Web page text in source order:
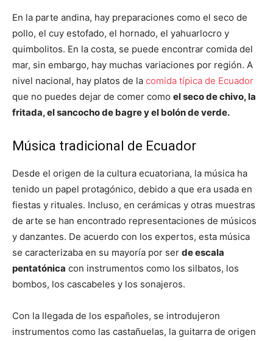
En la parte andina, hay preparaciones como el seco de
pollo, el cuy estofado, el hornado, el yahuarlocro y
quimbolitos. En la costa, se puede encontrar comida del
mar, sin embargo, hay muchas variaciones por región. A
nivel nacional, hay platos de la comida típica de Ecuador
que no puedes dejar de comer como el seco de chivo, la
fritada, el sancocho de bagre y el bolón de verde.
Música tradicional de Ecuador
Desde el origen de la cultura ecuatoriana, la música ha
tenido un papel protagónico, debido a que era usada en
fiestas y rituales. Incluso, en cerámicas y otras muestras
de arte se han encontrado representaciones de músicos
y danzantes. De acuerdo con los expertos, esta música
se caracterizaba en su mayoría por ser de escala
pentatónica con instrumentos como los silbatos, los
bombos, los cascabeles y los sonajeros.
Con la llegada de los españoles, se introdujeron
instrumentos como las castañuelas, la guitarra de origen